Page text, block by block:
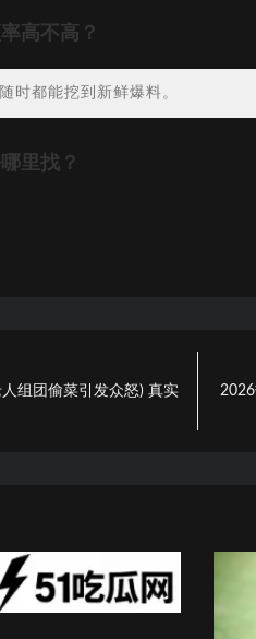
高不高？
时都能挖到新鲜爆料。
里找？
组团偷菜引发众怒) 真实